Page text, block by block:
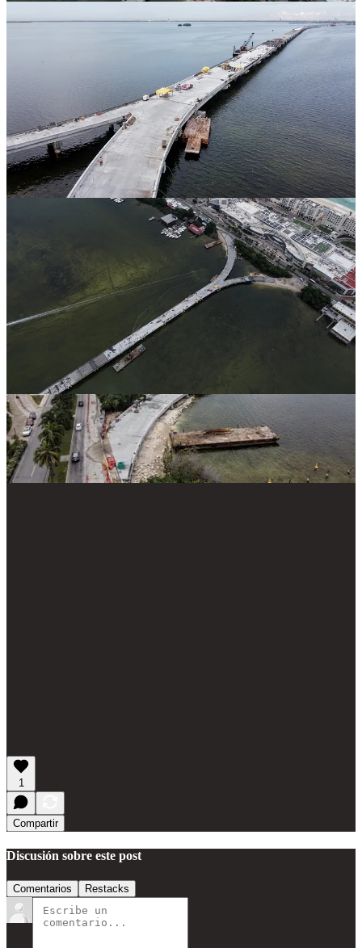
El Puente Vehicular Nichupté, una megaobra de 8.8 kilómetros que
conecta el Bulevar Luis Donaldo Colosio con el Bulevar Kukulcán
en la zona hotelera de Cancún, inició su construcción en junio de
2022 bajo la administración federal anterior, con un costo inicial
adjudicado de 5,580 millones de pesos a la empresa ICA. Sin
embargo, el proyecto ha enfrentado modificaciones significativas,
como la extensión de 103 metros en su trazo para sortear una
caverna kárstica de 67 metros de diámetro y más de 200 metros de
profundidad descubierta en la laguna Nichupté en 2023, lo que
incluyó la implementación de un arco metálico prefabricado y
ajustes en el entronque final, elevando el costo total a 8,586 millones
de pesos. Estas adaptaciones, junto con retrasos por condiciones
climáticas como el huracán Beryl, han reprogramado su
inauguración varias veces, pero la presidenta Claudia Sheinbaum
confirmó durante la conferencia matutina del 7 de agosto de 2025
que ella misma viajará a Quintana Roo en diciembre para inaugurar
la obra, reafirmando el compromiso de entrega en ese mes.
1
Compartir
Discusión sobre este post
Comentarios Restacks